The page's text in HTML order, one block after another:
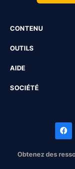
CONTENU
OUTILS
AIDE
SOCIÉTÉ
Obtenez des